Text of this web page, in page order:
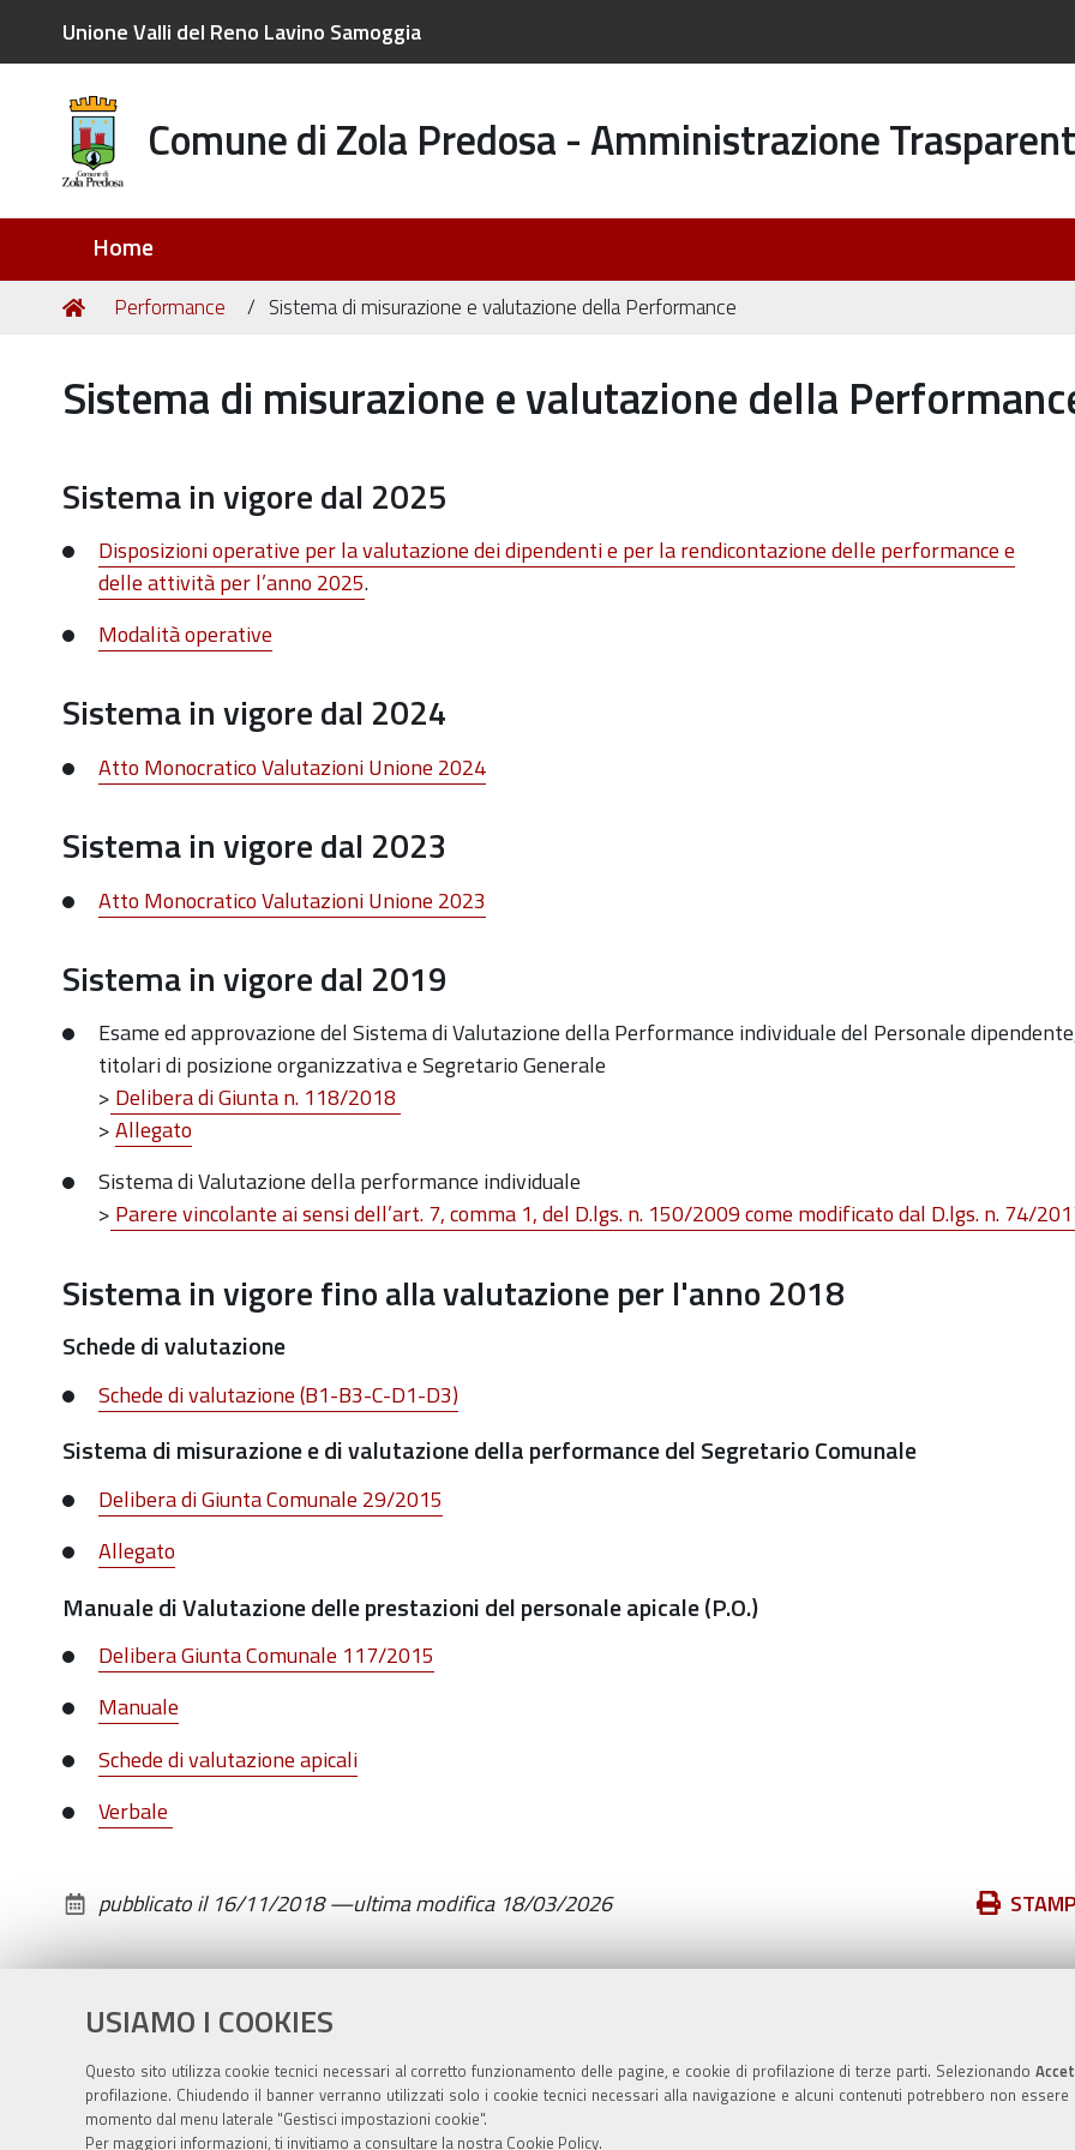
USIAMO I COOKIES
Questo sito utilizza cookie tecnici necessari al corretto funzionamento delle pagine, e cookie di profilazione di terze parti. Selezionando
profilazione. Chiudendo il banner verranno utilizzati solo i cookie tecnici necessari alla navigazione e alcuni contenuti potrebbero non
momento dal menu laterale "Gestisci impostazioni cookie".
Per maggiori informazioni, ti invitiamo a consultare la nostra Cookie Policy.
Unione Valli del Reno Lavino Samoggia
Comune di Zola Predosa - Amministrazione
Home
Tu
Home
Performance Sistema di misurazione e valutazione della Performance
Sistema di misurazione e valutazione della
Sistema in vigore dal 2025
Disposizioni operative per la valutazione dei dipendenti e per la rendicontazione delle performance e
delle attività per l’anno 2025.
Modalità operative
Sistema in vigore dal 2024
Atto Monocratico Valutazioni Unione 2024
Sistema in vigore dal 2023
Atto Monocratico Valutazioni Unione 2023
Sistema in vigore dal 2019
Esame ed approvazione del Sistema di Valutazione della Performance individuale del Personale
titolari di posizione organizzativa e Segretario Generale
> Delibera di Giunta n. 118/2018
>Allegato
Sistema di Valutazione della performance individuale
> Parere vincolante ai sensi dell’art. 7, comma 1, del D.lgs. n. 150/2009 come modificato dal D.lgs. n. 74/
Sistema in vigore fino alla valutazione per l'anno 2018
Schede di valutazione
Schede di valutazione (B1-B3-C-D1-D3)
Sistema di misurazione e di valutazione della performance del Segretario Comunale
Delibera di Giunta Comunale 29/2015
Allegato
Manuale di Valutazione delle prestazioni del personale apicale (P.O.)
Delibera Giunta Comunale 117/2015
Manuale
Schede di valutazione apicali
Verbale
Azioni
documento
pubblicato il 16/11/2018—ultima modifica 18/03/2026